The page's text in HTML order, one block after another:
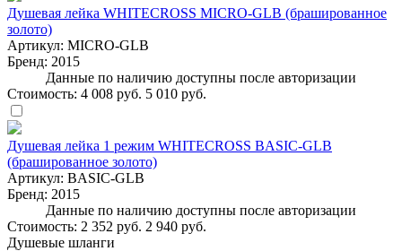
Душевая лейка WHITECROSS MICRO-GLB (брашированное
золото)
Артикул: MICRO-GLB
Бренд: 2015
Данные по наличию доступны после авторизации
Стоимость: 4 008 руб. 5 010 руб.
Душевая лейка 1 режим WHITECROSS BASIC-GLB
(брашированное золото)
Артикул: BASIC-GLB
Бренд: 2015
Данные по наличию доступны после авторизации
Стоимость: 2 352 руб. 2 940 руб.
Душевые шланги